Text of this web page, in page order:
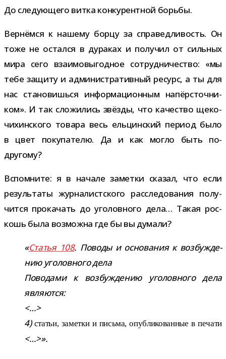
До сле­ду­ю­щего витка кон­ку­рент­ной борьбы.
Вернёмся к нашему борцу за спра­вед­ли­вость. Он
тоже не остался в дура­ках и полу­чил от силь­ных
мира сего вза­и­мо­вы­год­ное сотруд­ни­че­ство: «мы
тебе защиту и адми­ни­стра­тив­ный ресурс, а ты для
нас ста­но­вишься инфор­ма­ци­он­ным напёр­сточ­ни­
ком». И так сло­жи­лись звёзды, что каче­ство щеко­
чи­хин­ского товара весь ель­цин­ский период было
в цвет поку­па­телю. Да и как могло быть по-
другому?
Вспомните: я в начале заметки ска­зал, что если
резуль­таты жур­на­лист­ского рас­сле­до­ва­ния полу­
чится про­ка­чать до уго­лов­ного дела… Такая рос­
кошь была воз­можна где бы вы думали?
«Статья 108. Поводы и осно­ва­ния к воз­буж­де­
нию уго­лов­ного дела
Поводами к воз­буж­де­нию уго­лов­ного дела
явля­ются:
<…>
4) ста­тьи, заметки и письма, опуб­ли­ко­ван­ные в печати
<…>».